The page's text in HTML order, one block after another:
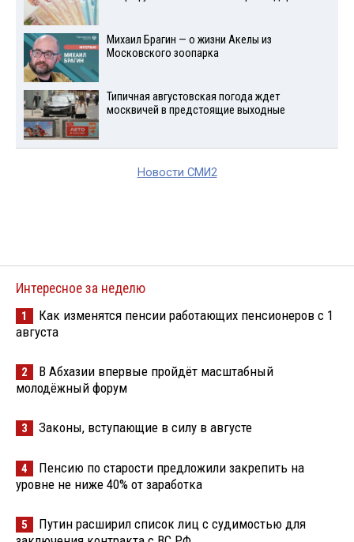
Михаил Брагин — о жизни Акелы из
Московского зоопарка
Типичная августовская погода ждет
москвичей в предстоящие выходные
Новости СМИ2
Интересное за неделю
1
Как изменятся пенсии работающих пенсионеров с 1
августа
2
В Абхазии впервые пройдёт масштабный
молодёжный форум
3 Законы, вступающие в силу в августе
4
Пенсию по старости предложили закрепить на
уровне не ниже 40% от заработка
5
Путин расширил список лиц с судимостью для